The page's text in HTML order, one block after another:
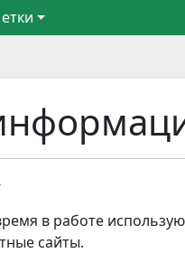
в работе
сайты.